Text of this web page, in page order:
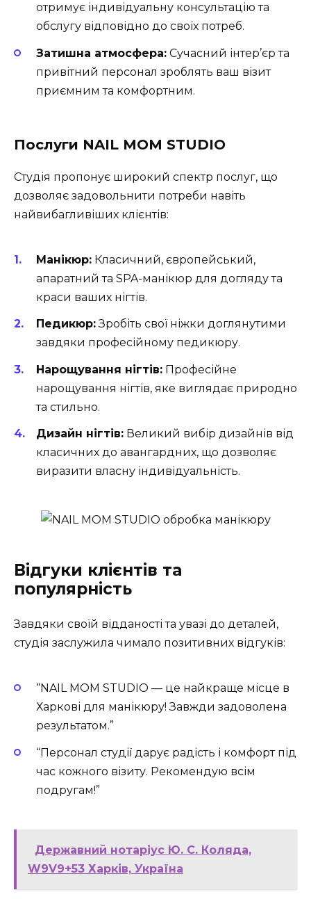
отримує індивідуальну консультацію та
обслугу відповідно до своїх потреб.
Затишна атмосфера: Сучасний інтер’єр та
привітний персонал зроблять ваш візит
приємним та комфортним.
Послуги NAIL MOM STUDIO
Студія пропонує широкий спектр послуг, що
дозволяє задовольнити потреби навіть
найвибагливіших клієнтів:
Манікюр: Класичний, європейський,
апаратний та SPA-манікюр для догляду та
краси ваших нігтів.
Педикюр:Зробіть свої ніжки доглянутими
завдяки професійному педикюру.
Нарощування нігтів: Професійне
нарощування нігтів, яке виглядає природно
та стильно.
Дизайн нігтів: Великий вибір дизайнів від
класичних до авангардних, що дозволяє
виразити власну індивідуальність.
Відгуки клієнтів та
популярність
Завдяки своїй відданості та увазі до деталей,
студія заслужила чимало позитивних відгуків:
“NAIL MOM STUDIO — це найкраще місце в
Харкові для манікюру! Завжди задоволена
результатом.”
“Персонал студії дарує радість і комфорт під
час кожного візиту. Рекомендую всім
подругам!”
Державний нотаріус Ю. С. Коляда,
W9V9+53 Харків, Україна